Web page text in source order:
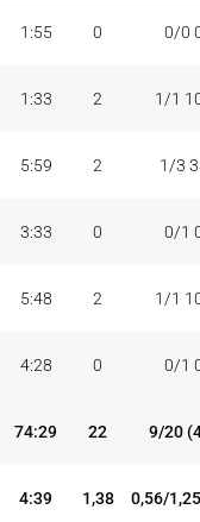
1:55 0 0/0
1:33 2 1/1
5:59 2 1/3
3:33 0 0/1
5:48 2 1/1
4:28 0 0/1
74:29 22 9/20
4:39 1,38 0,56/